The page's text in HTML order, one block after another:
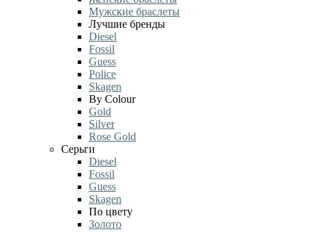
Мужские браслеты
Лучшие бренды
Diesel
Fossil
Guess
Police
Skagen
By Colour
Gold
Silver
Rose Gold
Серьги
Diesel
Fossil
Guess
Skagen
По цвету
Золото